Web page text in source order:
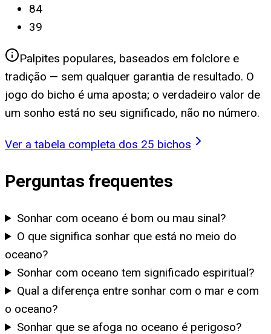
84
39
Palpites populares, baseados em folclore e
tradição — sem qualquer garantia de resultado. O
jogo do bicho é uma aposta; o verdadeiro valor de
um sonho está no seu significado, não no número.
Ver a tabela completa dos 25 bichos
Perguntas frequentes
Sonhar com oceano é bom ou mau sinal?
O que significa sonhar que está no meio do
oceano?
Sonhar com oceano tem significado espiritual?
Qual a diferença entre sonhar com o mar e com
o oceano?
Sonhar que se afoga no oceano é perigoso?